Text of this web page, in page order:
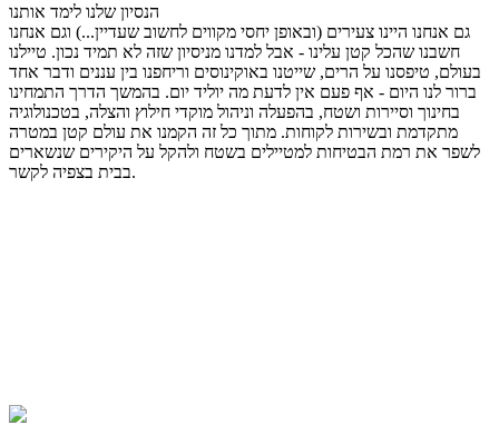
הנסיון שלנו לימד אותנו
גם אנחנו היינו צעירים (ובאופן יחסי מקווים לחשוב שעדיין...) וגם אנחנו
חשבנו שהכל קטן עלינו - אבל למדנו מניסיון שזה לא תמיד נכון. טיילנו
בעולם, טיפסנו על הרים, שייטנו באוקינוסים וריחפנו בין עננים ודבר אחד
ברור לנו היום - אף פעם אין לדעת מה יוליד יום. בהמשך הדרך התמחינו
בחינוך וסיירות ושטח, בהפעלה וניהול מוקדי חילוץ והצלה, בטכנולוגיה
מתקדמת ובשירות לקוחות. מתוך כל זה הקמנו את עולם קטן במטרה
לשפר את רמת הבטיחות למטיילים בשטח ולהקל על היקירים שנשארים
בבית בצפיה לקשר.